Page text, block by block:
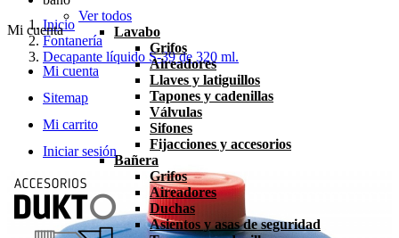
Mi cuenta
Mi cuenta
Sitemap
Mi carrito
Iniciar sesión
Ver todos
Lavabo
Grifos
Aireadores
Llaves y latiguillos
Tapones y cadenillas
Válvulas
Sifones
Fijacciones y accesorios
Bañera
Grifos
Aireadores
Duchas
Asientos y asas de seguridad
Inicio
Fontanería
Decapante líquido S-39 de 320 ml.